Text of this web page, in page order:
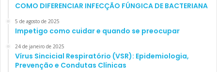
COMO DIFERENCIAR INFECÇÃO FÚNGICA DE BACTERIANA
5 de agosto de 2025
Impetigo como cuidar e quando se preocupar
24 de janeiro de 2025
Vírus Sincicial Respiratório (VSR): Epidemiologia,
Prevenção e Condutas Clínicas